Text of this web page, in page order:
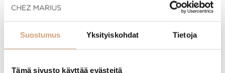
Suostumus Yksityiskohdat Tietoja
Tämä sivusto käyttää evästeitä
(1 Arvostelua)
62,90€
29,90€